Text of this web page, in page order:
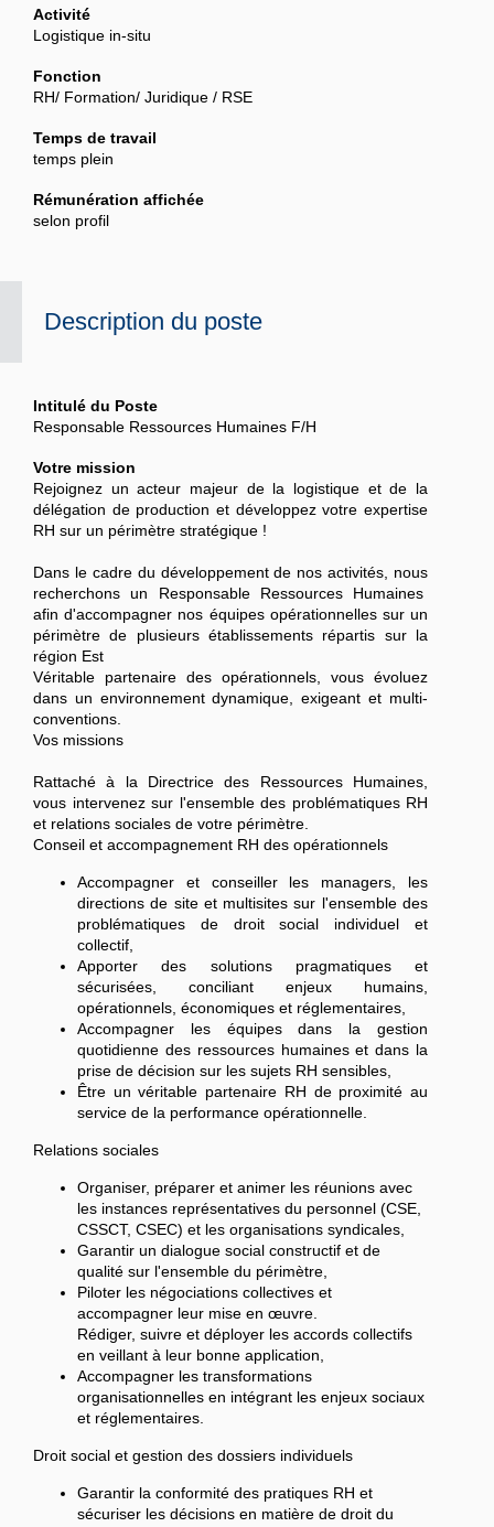
Description du poste
Intitulé du Poste
Responsable Ressources Humaines F/H
Votre mission
Rejoignez un acteur majeur de la logistique et de la
délégation de production et développez votre expertise
RH sur un périmètre stratégique !
Dans le cadre du développement de nos activités, nous
recherchons un Responsable Ressources Humaines
afin d'accompagner nos équipes opérationnelles sur un
périmètre de plusieurs établissements répartis sur la
région Est
Véritable partenaire des opérationnels, vous évoluez
dans un environnement dynamique, exigeant et multi-
conventions.
Vos missions
Rattaché à la Directrice des Ressources Humaines,
vous intervenez sur l'ensemble des problématiques RH
et relations sociales de votre périmètre.
Conseil et accompagnement RH des opérationnels
Accompagner et conseiller les managers, les
directions de site et multisites sur l'ensemble des
problématiques de droit social individuel et
collectif,
Apporter des solutions pragmatiques et
sécurisées, conciliant enjeux humains,
opérationnels, économiques et réglementaires,
Accompagner les équipes dans la gestion
quotidienne des ressources humaines et dans la
prise de décision sur les sujets RH sensibles,
Être un véritable partenaire RH de proximité au
service de la performance opérationnelle.
Relations sociales
Organiser, préparer et animer les réunions avec
les instances représentatives du personnel (CSE,
CSSCT, CSEC) et les organisations syndicales,
Garantir un dialogue social constructif et de
qualité sur l'ensemble du périmètre,
Piloter les négociations collectives et
accompagner leur mise en œuvre.
Rédiger, suivre et déployer les accords collectifs
en veillant à leur bonne application,
Accompagner les transformations
organisationnelles en intégrant les enjeux sociaux
et réglementaires.
Droit social et gestion des dossiers individuels
Garantir la conformité des pratiques RH et
sécuriser les décisions en matière de droit du
Activité
Logistique in-situ
Fonction
RH/ Formation/ Juridique / RSE
Temps de travail
temps plein
Rémunération affichée
selon profil